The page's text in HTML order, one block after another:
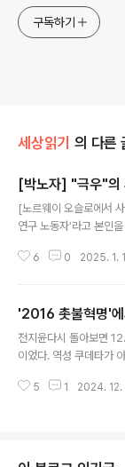
구독하기
세상읽기 의 다른
[박노자] "극우"의
[노르웨이 오슬로에서
연구 노동자’라고 본인을 소
naver.com/
있는가를 아무리 생각
징하는 단어"는 "극우"
을 갑진년인 2024년은,
자본주의 체제의 (쇠락
6 0 2025. 1.
'2016 촛불혁명'
전지윤다시 돌아보면
이었다. 역성 쿠데타가
고 통계적으로도 성공한
조선일보는 이번 쿠데타
5 1 2024. 12.